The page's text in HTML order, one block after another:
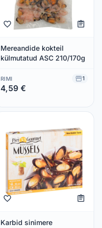
Mereandide kokteil
külmutatud ASC 210/170g
RIMI 1
4,59 €
Karbid sinimere